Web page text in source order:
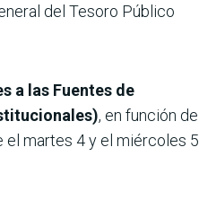
del Tesoro Público
a las Fuentes de
, en función de
el martes 4 y el miércoles 5